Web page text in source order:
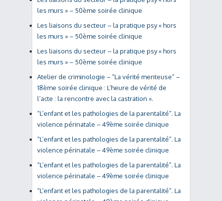
les murs » – 50ème soirée clinique
Les liaisons du secteur – la pratique psy « hors
les murs » – 50ème soirée clinique
Les liaisons du secteur – la pratique psy « hors
les murs » – 50ème soirée clinique
Atelier de criminologie – “La vérité menteuse” –
18ème soirée clinique : L’heure de vérité de
l’acte : la rencontre avec la castration ».
“L’enfant et les pathologies de la parentalité”. La
violence périnatale – 49ème soirée clinique
“L’enfant et les pathologies de la parentalité”. La
violence périnatale – 49ème soirée clinique
“L’enfant et les pathologies de la parentalité”. La
violence périnatale – 49ème soirée clinique
“L’enfant et les pathologies de la parentalité”. La